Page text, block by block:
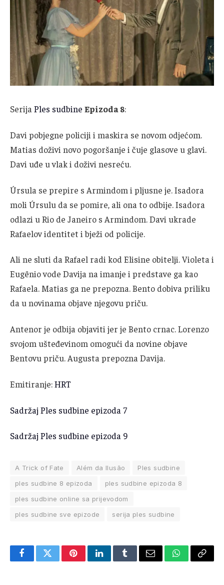
Serija Ples sudbine Epizoda 8:
Davi pobjegne policiji i maskira se novom odjećom.
Matias doživi novo pogoršanje i čuje glasove u glavi.
Davi uđe u vlak i doživi nesreću.
Úrsula se prepire s Armindom i pljusne je. Isadora
moli Úrsulu da se pomire, ali ona to odbije. Isadora
odlazi u Rio de Janeiro s Armindom. Davi ukrade
Rafaelov identitet i bježi od policije.
Ali ne sluti da Rafael radi kod Elisine obitelji. Violeta i
Eugênio vode Davija na imanje i predstave ga kao
Rafaela. Matias ga ne prepozna. Bento dobiva priliku
da u novinama objave njegovu priču.
Antenor je odbija objaviti jer je Bento crnac. Lorenzo
svojom ušteđevinom omogući da novine objave
Bentovu priču. Augusta prepozna Davija.
Emitiranje:HRT
Sadržaj Ples sudbine epizoda 7
Sadržaj Ples sudbine epizoda 9
A Trick of Fate Além da Ilusão
Ples sudbine
ples sudbine 8 epizoda
ples sudbine epizoda 8
ples sudbine online sa prijevodom
ples sudbine sve epizode
serija ples sudbine
FacebookTwitterPinterestLinkedInTumblrEmail WhatsApp
Copy